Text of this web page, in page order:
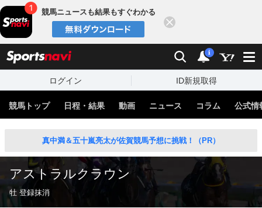
競馬ニュースも結果もすぐわかる
検索 通知
i
ログイン ID新規取得
競馬トップ 日程・結果 動画 ニュース コラム 公式情
真中満＆五十嵐亮太が佐賀競馬予想に挑戦！（PR）
アストラルクラウン
牡 登録抹消